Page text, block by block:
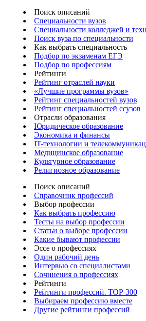
Поиск описаний
Специальности вузов
Специальности колледжей и
Поиск вуза по специальности
Как выбрать специальность
Подбор по экзаменам ЕГЭ
Подбор по профессиям
Рейтинги
Рейтинг отраслей науки
«Лучшие программы вузов»
Рейтинг специальностей вузов
Рейтинг специальностей ссузов
Отрасли образования
Юридическое образование
Экономика и финансы
IT-технологии и
Медицинское образование
Культурное образование
Религиозное образование
Поиск описаний
Справочник профессий
Выбор профессии
Как выбрать профессию
Тесты на выбор профессии
Статьи о выборе профессии
Какие бывают профессии
Эссе о профессиях
Один рабочий день
Интервью со специалистами
Сочинения о профессиях
Рейтинги
Рейтинги профессий. TOP-300
Выбираем профессию вместе
Другие рейтинги профессий